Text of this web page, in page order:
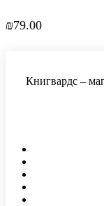
₪79.00
Книгвардс –